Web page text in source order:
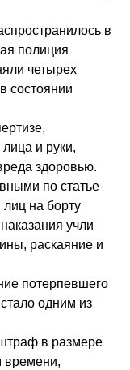
в
полиция
четырех
состоянии
и руки,
здоровью.
по статье
на борту
учли
раскаяние и
потерпевшего
одним из
в размере
времени,